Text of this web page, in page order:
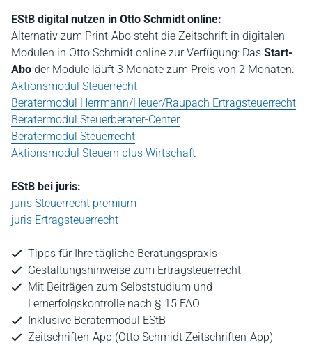
EStB digital nutzen in Otto Schmidt online:
Alternativ zum Print-Abo steht die Zeitschrift in digitalen
Modulen in Otto Schmidt online zur Verfügung: Das Start-
Abo der Module läuft 3 Monate zum Preis von 2 Monaten:
Aktionsmodul Steuerrecht
Beratermodul Herrmann/Heuer/Raupach Ertragsteuerrecht
Beratermodul Steuerberater-Center
Beratermodul Steuerrecht
Aktionsmodul Steuern plus Wirtschaft
EStB bei juris:
juris Steuerrecht premium
juris Ertragsteuerrecht
Tipps für Ihre tägliche Beratungspraxis
Gestaltungshinweise zum Ertragsteuerrecht
Mit Beiträgen zum Selbststudium und
Lernerfolgskontrolle nach § 15 FAO
Inklusive Beratermodul EStB
Zeitschriften-App (Otto Schmidt Zeitschriften-App)